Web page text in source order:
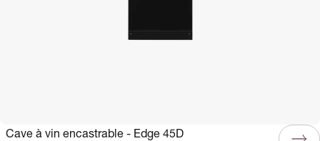
Cave à vin encastrable - Edge 45D